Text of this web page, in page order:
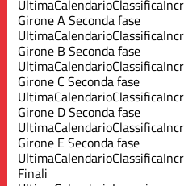
UltimaCalendarioClassifica
Girone A Seconda fase
UltimaCalendarioClassifica
Girone B Seconda fase
UltimaCalendarioClassifica
Girone C Seconda fase
UltimaCalendarioClassifica
Girone D Seconda fase
UltimaCalendarioClassifica
Girone E Seconda fase
UltimaCalendarioClassifica
Finali